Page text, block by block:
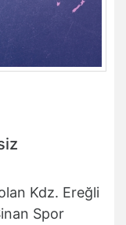
Kdz. Ereğli
Spor